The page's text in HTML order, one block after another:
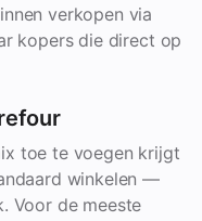
verkopen via
kopers die direct op
toe te voegen krijgt
winkelen —
Voor de meeste